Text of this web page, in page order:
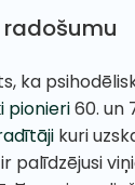
ka
pionieri60. un
kuri
palīdzējusi